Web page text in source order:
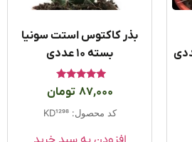
بذر کاکتوس استت سونیا
بسته ۱۰ عددی
امتیاز
5.0087,000 تومان
کد محصول: KD1298